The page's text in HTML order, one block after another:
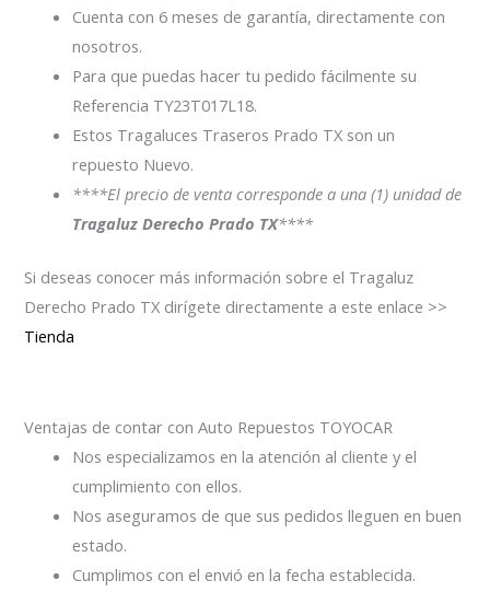
Cuenta con 6 meses de garantía, directamente con
nosotros.
Para que puedas hacer tu pedido fácilmente su
Referencia TY23T017L18.
Estos Tragaluces Traseros Prado TX son un
repuesto Nuevo.
****El precio de venta corresponde a una (1) unidad de
Tragaluz Derecho Prado TX****
Si deseas conocer más información sobre el Tragaluz
Derecho Prado TX dirígete directamente a este enlace >>
Tienda
Ventajas de contar con Auto Repuestos TOYOCAR
Nos especializamos en la atención al cliente y el
cumplimiento con ellos.
Nos aseguramos de que sus pedidos lleguen en buen
estado.
Cumplimos con el envió en la fecha establecida.